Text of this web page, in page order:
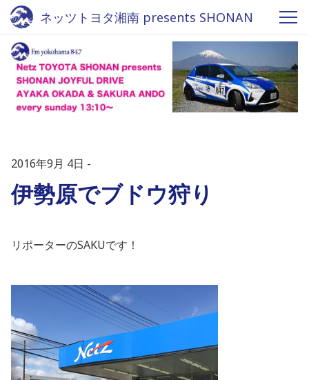
ネッツトヨタ湘南 presents SHONAN
JOYFUL DRIVE - Fm yokohama 84.7
2016年9月 4日
伊勢原でブドウ狩り
リポーターのSAKUです！